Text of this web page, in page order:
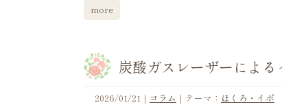
more
炭酸ガスレーザーによ
2026/01/21 ｜ コラム ｜テーマ： ほくろ・イボ